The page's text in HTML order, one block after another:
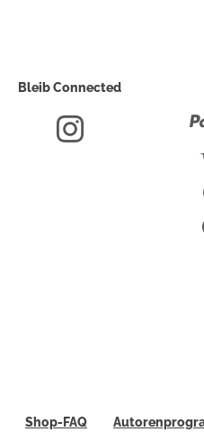
Bleib Connected
Shop-FAQ